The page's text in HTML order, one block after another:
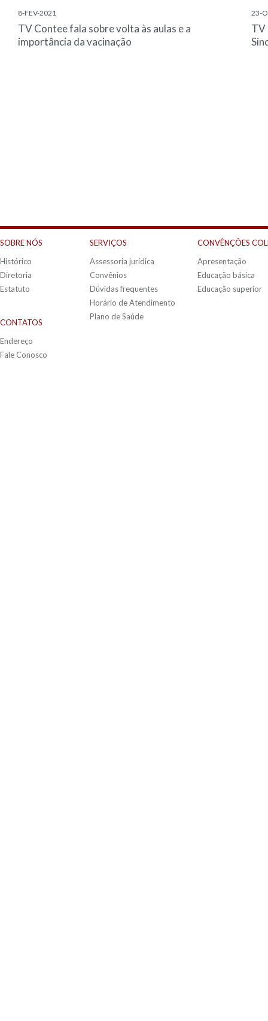
8-FEV-2021
TV Contee fala sobre volta às aulas e a
importância da vacinação
23-
TV
SOBRE NÓS
Histórico
Diretoria
Estatuto
CONTATOS
Endereço
Fale Conosco
SERVIÇOS
Assessoria jurídica
Convênios
Dúvidas frequentes
Horário de Atendimento
Plano de Saúde
CONVÊNÇÕES
Apresentação
Educação básica
Educação superior